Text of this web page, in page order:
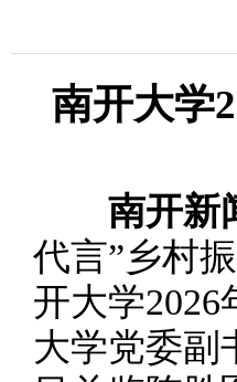
南开大学
南开新
代言”乡村
开大学
大学党委副